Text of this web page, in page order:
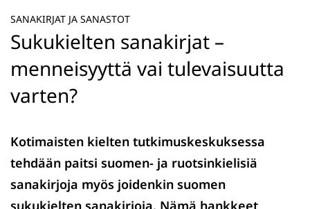
SANAKIRJAT JA SANASTOT
Sukukielten sanakirjat –
menneisyyttä vai tulevaisuutta
varten?
Kotimaisten kielten tutkimuskeskuksessa
tehdään paitsi suomen- ja ruotsinkielisiä
sanakirjoja myös joidenkin suomen